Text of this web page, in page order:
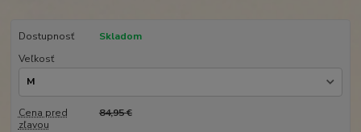
Dostupnosť
Skladom
Veľkosť
Cena pred
zľavou
84,95 €